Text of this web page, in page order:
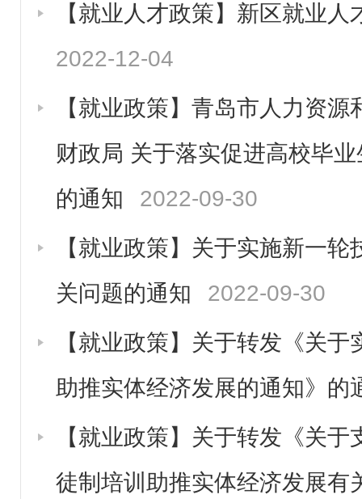
【就业人才政策】新区就业人
2022-12-04
【就业政策】青岛市人力资
财政局 关于落实促进高校毕
的通知
2022-09-30
【就业政策】关于实施新一
关问题的通知
2022-09-30
【就业政策】关于转发《关于
助推实体经济发展的通知》的
【就业政策】关于转发《关
徒制培训助推实体经济发展有